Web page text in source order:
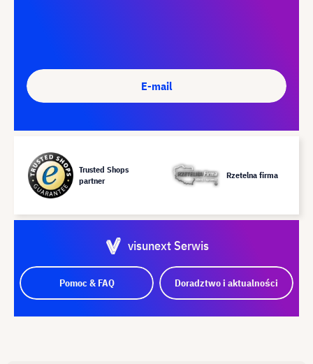
E-mail
Trusted Shops
partner
Rzetelna firma
visunext Serwis
Pomoc & FAQ Doradztwo i aktualności